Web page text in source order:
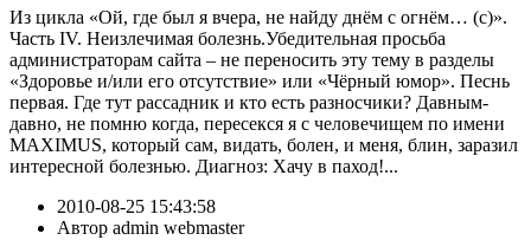
Из цикла «Ой, где был я вчера, не найду днём с огнём… (с)».
Часть IV. Неизлечимая болезнь.Убедительная просьба
администраторам сайта – не переносить эту тему в разделы
«Здоровье и/или его отсутствие» или «Чёрный юмор». Песнь
первая. Где тут рассадник и кто есть разносчики? Давным-
давно, не помню когда, пересекся я с человечищем по имени
MAXIMUS, который сам, видать, болен, и меня, блин, заразил
интересной болезнью. Диагноз: Хачу в паход!...
2010-08-25 15:43:58
Автор admin webmaster